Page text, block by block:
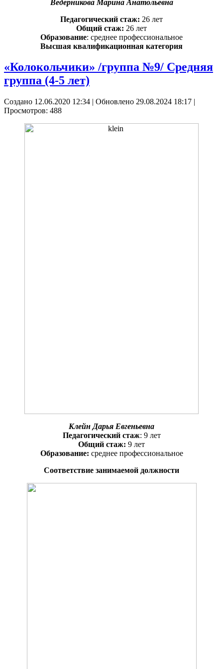
Ведерникова Марина Анатольевна
Педагогический стаж: 26 лет
Общий стаж: 26 лет
Образование: среднее профессиональное
Высшая квалификационная категория
«Колокольчики» /группа №9/ Средняя
группа (4-5 лет)
Создано 12.06.2020 12:34 | Обновлено 29.08.2024 18:17 |
Просмотров: 488
Клейн Дарья Евгеньевна
Педагогический стаж: 9 лет
Общий стаж: 9 лет
Образование: среднее профессиональное
Соответствие занимаемой должности